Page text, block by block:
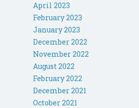
April 2023
February 2023
January 2023
December 2022
November 2022
August 2022
February 2022
December 2021
October 2021